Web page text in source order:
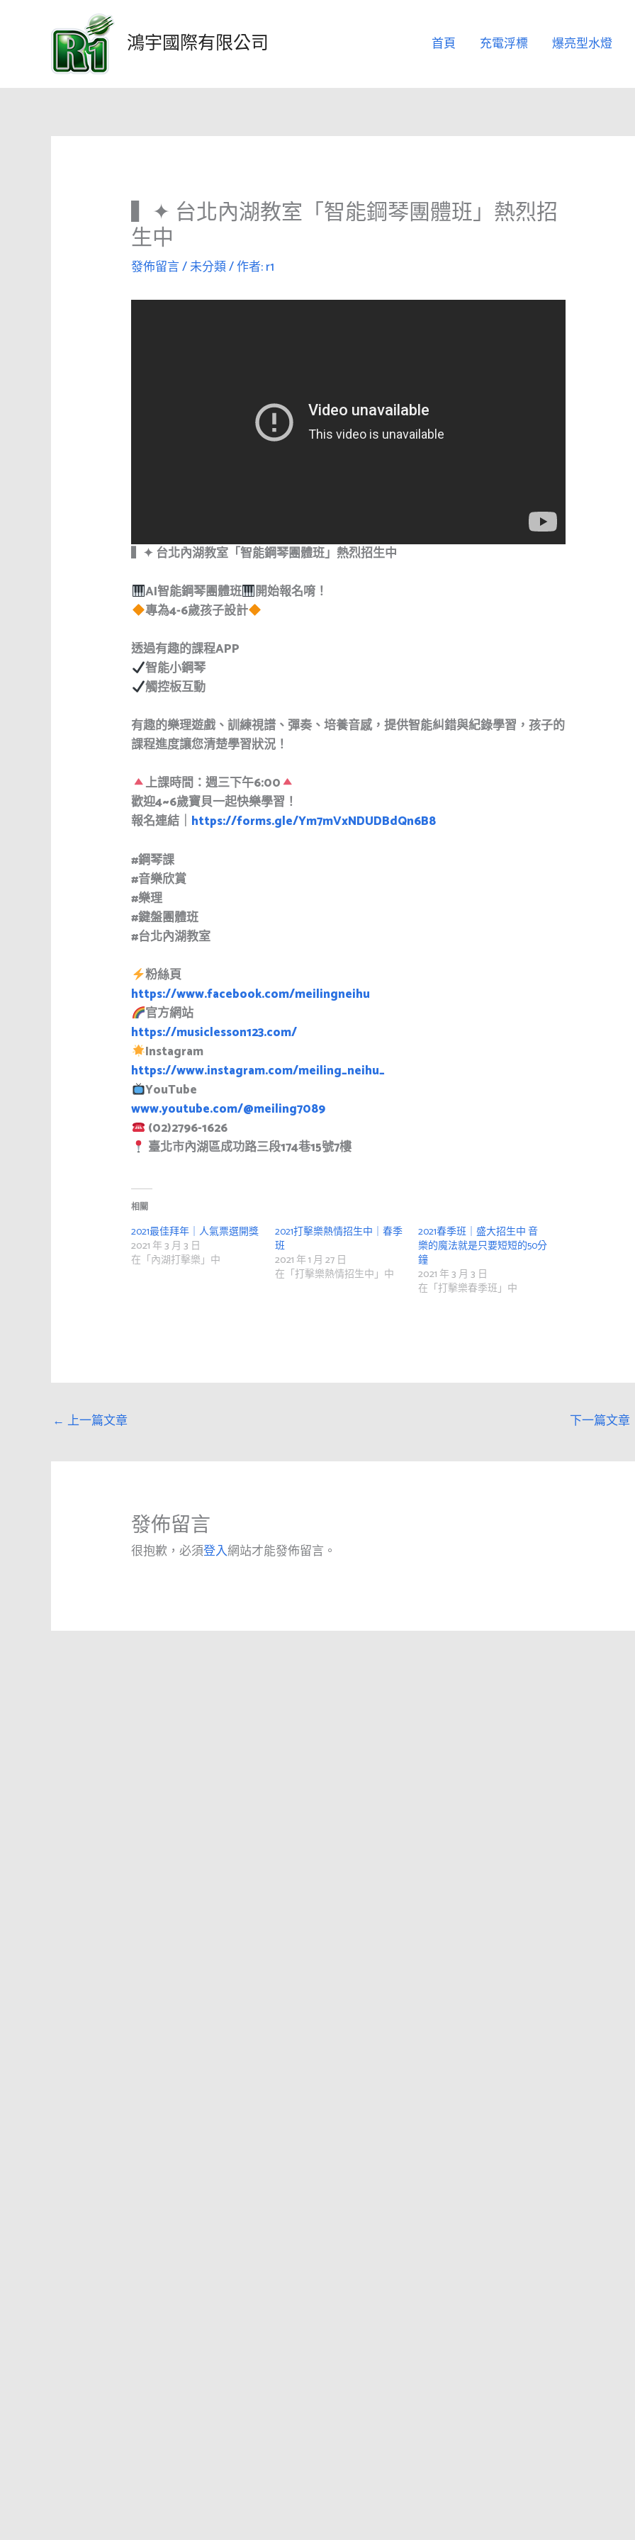
內
鴻宇國際有限公司 首頁 充電浮標 爆亮型水燈
▍✦ 台北內湖教室「智能鋼琴團體班」熱烈招
生中
發佈留言/未分類/ 作者:r1
▍✦ 台北內湖教室「智能鋼琴團體班」熱烈招生中
AI智能鋼琴團體班
開始報名唷！
專為4-6歲孩子設計
透過有趣的課程APP
智能小鋼琴
觸控板互動
有趣的樂理遊戲、訓練視譜、彈奏、培養音感，提供智能糾錯與紀錄學習，孩子的
課程進度讓您清楚學習狀況！
上課時間：週三下午6:00
歡迎4~6歲寶貝一起快樂學習！
報名連結｜ https://forms.gle/Ym7mVxNDUDBdQn6B8
#鋼琴課
#音樂欣賞
#樂理
#鍵盤團體班
#台北內湖教室
粉絲頁
https://www.facebook.com/meilingneihu
官方網站
https://musiclesson123.com/
Instagram
https://www.instagram.com/meiling_neihu_
YouTube
www.youtube.com/@meiling7089
(02)2796-1626
臺北市內湖區成功路三段174巷15號7樓
相關
2021最佳拜年｜人氣票選開獎
2021 年 3 月 3 日
在「內湖打擊樂」中
2021打擊樂熱情招生中｜春季
班
2021 年 1 月 27 日
在「打擊樂熱情招生中」中
2021春季班｜盛大招生中 音
樂的魔法就是只要短短的50分
鐘
2021 年 3 月 3 日
在「打擊樂春季班」中
← 上一篇文章 下一篇文章
發佈留言
很抱歉，必須登入網站才能發佈留言。